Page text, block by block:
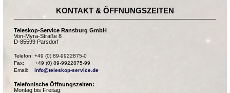
KONTAKT & ÖFFNUNGSZEITEN
Teleskop-Service Ransburg GmbH
Von-Myra-Straße 8
D-85599 Parsdorf
Telefon: +49 (0) 89-9922875-0
Fax:       +49 (0) 89-9922875-99
Email: info@teleskop-service.de
Telefonische Öffnungszeiten:
Montag bis Freitag: